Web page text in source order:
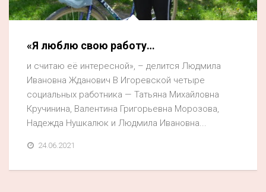
«Я люблю свою работу…
и считаю её интересной», – делится Людмила
Ивановна Жданович В Игоревской четыре
социальных работника — Татьяна Михайловна
Кручинина, Валентина Григорьевна Морозова,
Надежда Нушкалюк и Людмила Ивановна...
24.06.2021